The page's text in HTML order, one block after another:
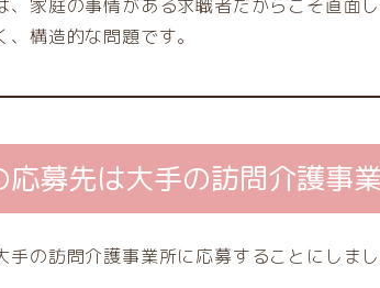
、家庭の事情がある求職者だからこそ直面
、構造的な問題です。
応募先は大手の訪問介護事
手の訪問介護事業所に応募することにしま